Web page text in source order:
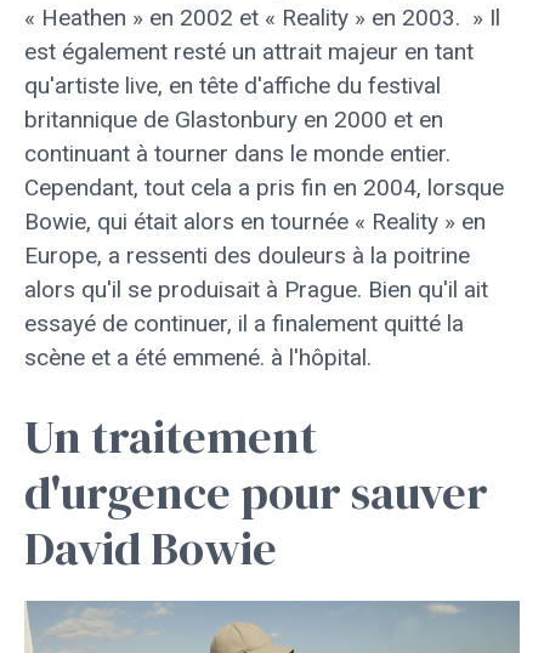
« Heathen » en 2002 et « Reality » en 2003. » Il
est également resté un attrait majeur en tant
qu'artiste live, en tête d'affiche du festival
britannique de Glastonbury en 2000 et en
continuant à tourner dans le monde entier.
Cependant, tout cela a pris fin en 2004, lorsque
Bowie, qui était alors en tournée « Reality » en
Europe, a ressenti des douleurs à la poitrine
alors qu'il se produisait à Prague. Bien qu'il ait
essayé de continuer, il a finalement quitté la
scène et a été emmené. à l'hôpital.
Un traitement
d'urgence pour sauver
David Bowie